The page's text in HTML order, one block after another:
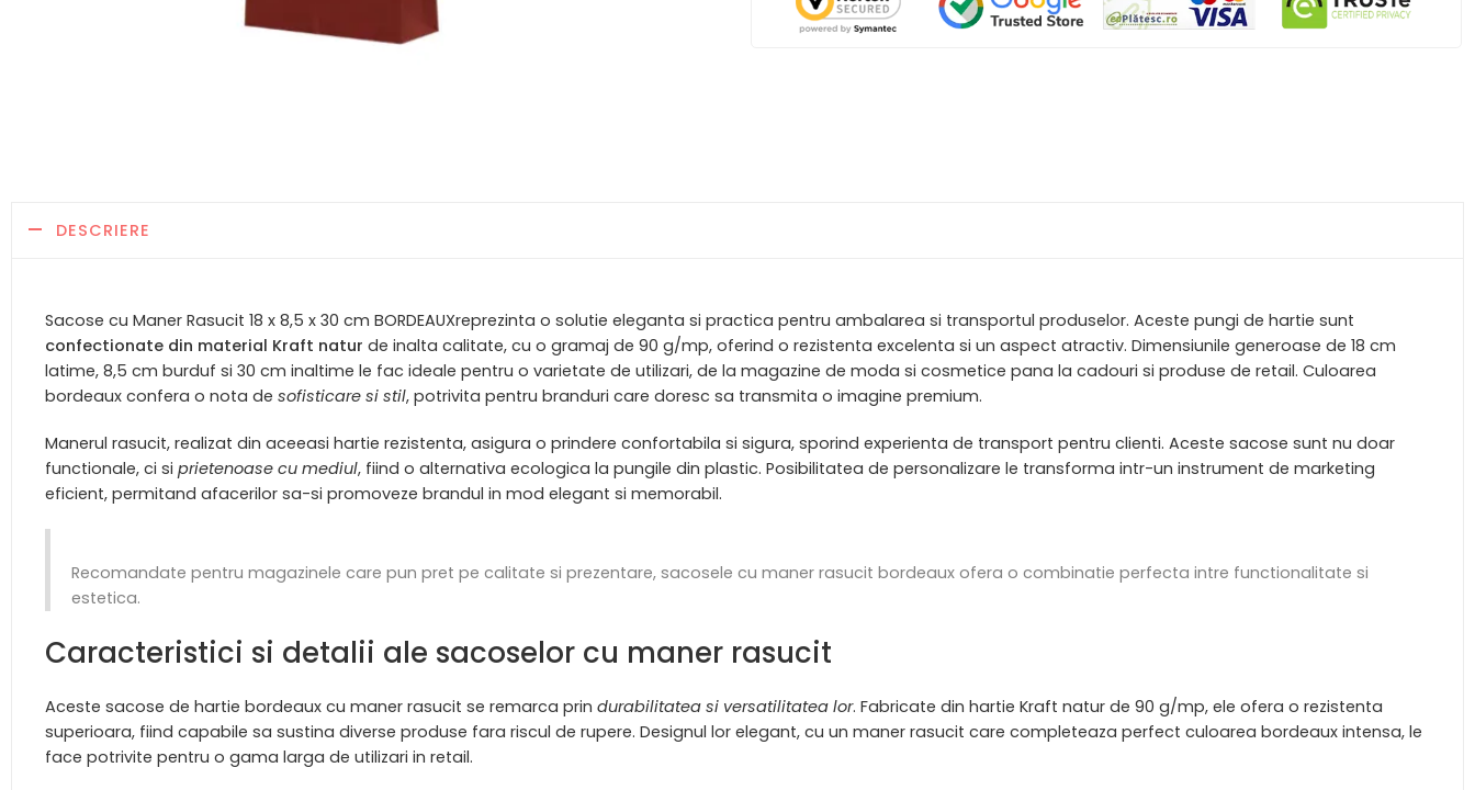
DESCRIERE
Sacose cu Maner Rasucit 18 x 8,5 x 30 cm BORDEAUXreprezinta o solutie eleganta si practica pentru ambalarea si transportul produselor. Aceste pungi de hartie sunt
confectionate din material Kraft natur de inalta calitate, cu o gramaj de 90 g/mp, oferind o rezistenta excelenta si un aspect atractiv. Dimensiunile generoase de 18 cm
latime, 8,5 cm burduf si 30 cm inaltime le fac ideale pentru o varietate de utilizari, de la magazine de moda si cosmetice pana la cadouri si produse de retail. Culoarea
bordeaux confera o nota de sofisticare si stil, potrivita pentru branduri care doresc sa transmita o imagine premium.
Manerul rasucit, realizat din aceeasi hartie rezistenta, asigura o prindere confortabila si sigura, sporind experienta de transport pentru clienti. Aceste sacose sunt nu doar
functionale, ci si prietenoase cu mediul, fiind o alternativa ecologica la pungile din plastic. Posibilitatea de personalizare le transforma intr-un instrument de marketing
eficient, permitand afacerilor sa-si promoveze brandul in mod elegant si memorabil.
Recomandate pentru magazinele care pun pret pe calitate si prezentare, sacosele cu maner rasucit bordeaux ofera o combinatie perfecta intre functionalitate si
estetica.
Caracteristici si detalii ale sacoselor cu maner rasucit
Aceste sacose de hartie bordeaux cu maner rasucit se remarca prin durabilitatea si versatilitatea lor. Fabricate din hartie Kraft natur de 90 g/mp, ele ofera o rezistenta
superioara, fiind capabile sa sustina diverse produse fara riscul de rupere. Designul lor elegant, cu un maner rasucit care completeaza perfect culoarea bordeaux intensa, le
face potrivite pentru o gama larga de utilizari in retail.